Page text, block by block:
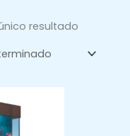
resultado